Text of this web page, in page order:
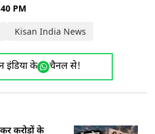
PM
Kisan India News
इंडिया के चैनल से!
करोड़ों के